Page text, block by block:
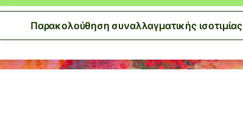
Παρακολούθηση συναλλαγματικής ισοτιμίας